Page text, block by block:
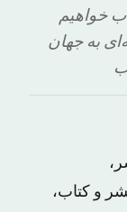
خواهیم
به جهان
ب
و کتاب،